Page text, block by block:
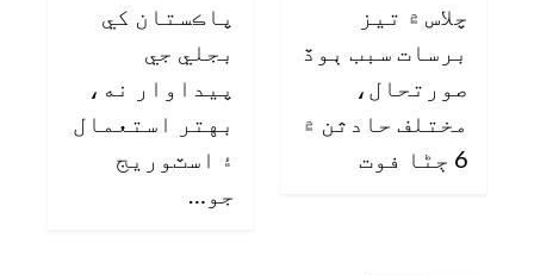
چلاس ۾ تيز
برسات سبب ٻوڏ
صورتحال،
مختلف حادثن ۾
6 ڄڻا فوت
پاڪستان کي
بجلي جي
پيداوار نه،
بهتر استعمال
۽ اسٽوريج
جو…